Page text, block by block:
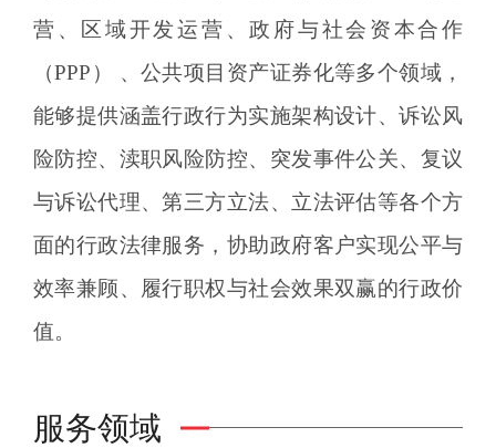
营、区域开发运营、政府与社会资本合作
（PPP） 、公共项目资产证券化等多个领域，
能够提供涵盖行政行为实施架构设计、诉讼风
险防控、渎职风险防控、突发事件公关、复议
与诉讼代理、第三方立法、立法评估等各个方
面的行政法律服务，协助政府客户实现公平与
效率兼顾、履行职权与社会效果双赢的行政价
值。
服务领域